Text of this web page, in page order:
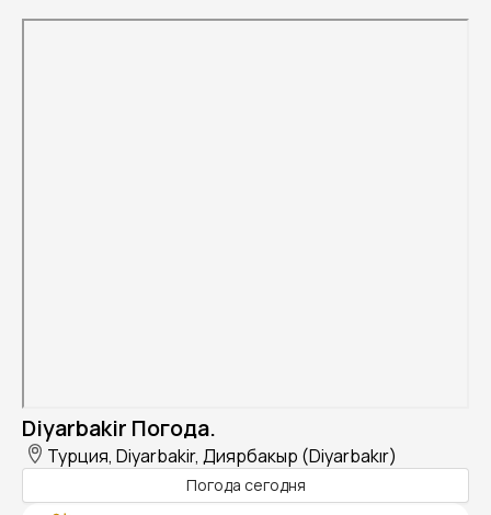
Diyarbakir Погода.
Турция, Diyarbakir, Диярбакыр (Diyarbakır)
Погода сегодня